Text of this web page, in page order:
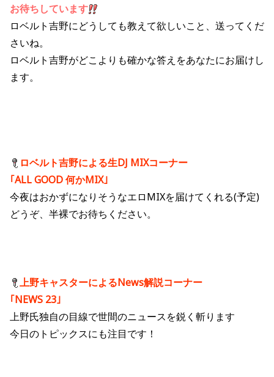
お待ちしています
ロベルト吉野にどうしても教えて欲しいこと、送ってくだ
さいね。
ロベルト吉野がどこよりも確かな答えをあなたにお届けし
ます。
ロベルト吉野による生DJ MIXコーナー
｢ALL GOOD 何かMIX｣
今夜はおかずになりそうなエロMIXを届けてくれる(予定)
どうぞ、半裸でお待ちください。
上野キャスターによるNews解説コーナー
｢NEWS 23｣
上野氏独自の目線で世間のニュースを鋭く斬ります
今日のトピックスにも注目です！